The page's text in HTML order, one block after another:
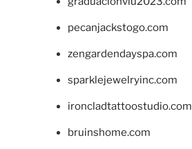
pecanjackstogo.com
zengardendayspa.com
sparklejewelryinc.com
ironcladtattoostudio.com
bruinshome.com